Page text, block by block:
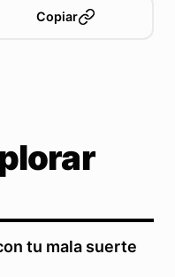
Copiar
tu mala suerte